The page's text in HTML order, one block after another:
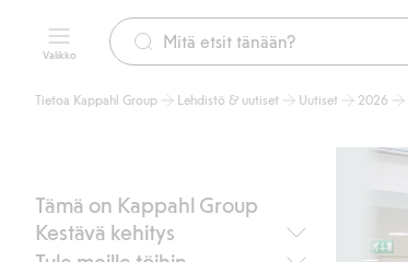
Valikko
Tietoa Kappahl Group Lehdistö & uutiset Uutiset 2026
Tämä on Kappahl Group
Kestävä kehitys